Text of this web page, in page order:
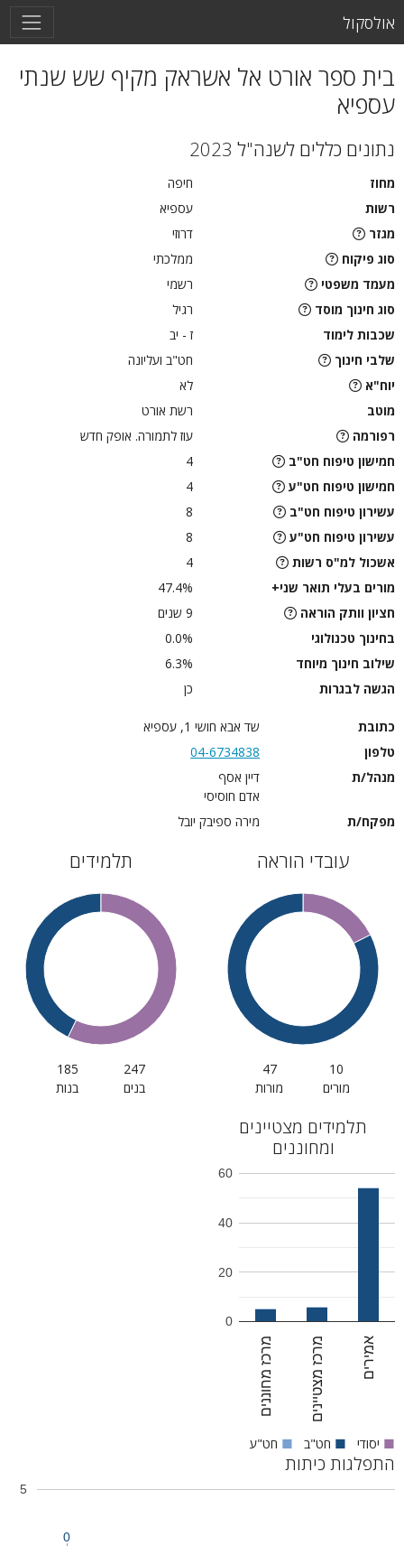
אולסקול
בית ספר אורט אל אשראק מקיף שש שנתי
עספיא
נתונים כללים לשנה"ל 2023
מחוז
חיפה
רשות
עספיא
מגזר
דרוזי
סוג פיקוח
ממלכתי
מעמד משפטי
רשמי
סוג חינוך מוסד
רגיל
שכבות לימוד
ז - יב
שלבי חינוך
חט"ב ועליונה
יוח"א
לא
מוטב
רשת אורט
רפורמה
עוז לתמורה. אופק חדש
חמישון טיפוח חט"ב
4
חמישון טיפוח חט"ע
4
עשירון טיפוח חט"ב
8
עשירון טיפוח חט"ע
8
אשכול למ"ס רשות
4
מורים בעלי תואר שני+
47.4%
חציון וותק הוראה
9 שנים
בחינוך טכנולוגי
0.0%
שילוב חינוך מיוחד
6.3%
הגשה לבגרות
כן
כתובת
שד אבא חושי 1, עספיא
טלפון
04-6734838
מנהל/ת
דיין אסף
אדם חוסיסי
מפקח/ת
מירה ספיבק יובל
עובדי הוראה
10
מורים
47
מורות
תלמידים
247
בנים
185
בנות
תלמידים מצטיינים
ומחוננים
מרכז מחוננים מרכז מצטיינים אמירים
0
20
40
60
■ יסודי ■ חט"ב ■ חט"ע
התפלגות כיתות
5
0